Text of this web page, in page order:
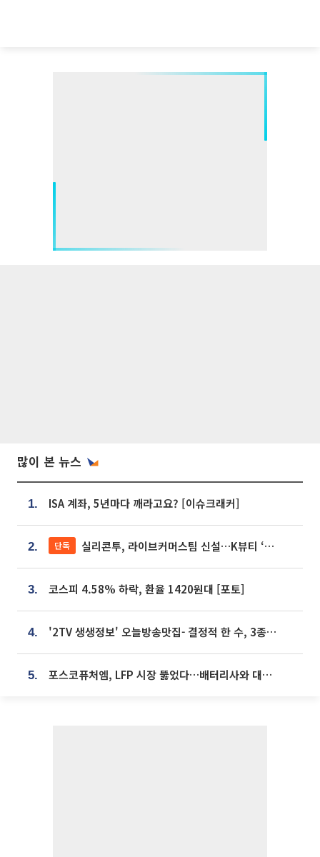
많이 본 뉴스
1. ISA 계좌, 5년마다 깨라고요? [이슈크래커]
2. 단독 실리콘투, 라이브커머스팀 신설…K뷰티 ‘글로벌 판매망’ 확대[K뷰티 라방戰]
3. 코스피 4.58% 하락, 환율 1420원대 [포토]
4. '2TV 생생정보' 오늘방송맛집- 결정적 한 수, 3종 메밀면! 메밀 소바 맛집 '의○○○○'
5. 포스코퓨처엠, LFP 시장 뚫었다…배터리사와 대규모 장기 공급 합의